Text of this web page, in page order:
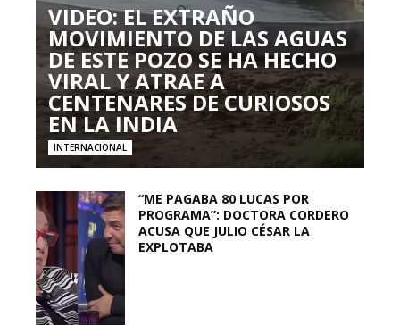
VIDEO: EL EXTRAÑO
MOVIMIENTO DE LAS AGUAS
DE ESTE POZO SE HA HECHO
VIRAL Y ATRAE A
CENTENARES DE CURIOSOS
EN LA INDIA
INTERNACIONAL
“ME PAGABA 80 LUCAS POR
PROGRAMA”: DOCTORA CORDERO
ACUSA QUE JULIO CÉSAR LA
EXPLOTABA